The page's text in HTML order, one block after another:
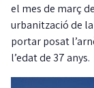
el mes de març
urbanització de la
portar posat
l’edat de 37 anys.